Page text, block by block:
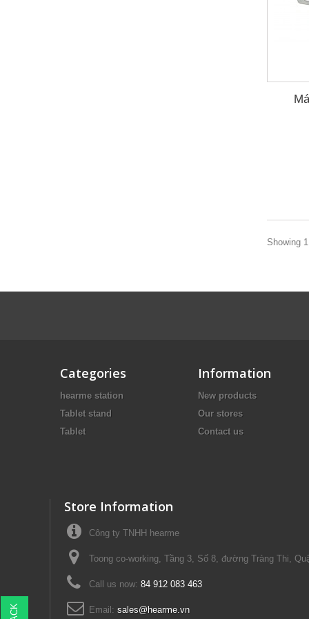
Showing
Categories
hearme station
Tablet stand
Tablet
Information
New products
Our stores
Contact us
Store Information
Công ty TNHH hearme
Toong co-working, Tầng 3, Số 8, đường Tràng Thi,
Call us now: 84 912 083 463
Email: sales@hearme.vn